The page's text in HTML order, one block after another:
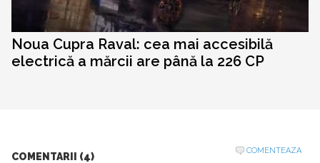
Noua Cupra Raval: cea mai accesibilă
electrică a mărcii are până la 226 CP
COMENTARII (4)
COMENTEAZA